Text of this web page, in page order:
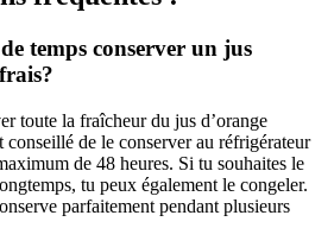
temps conserver un jus
toute la fraîcheur du jus d’orange
conseillé de le conserver au réfrigérateur
de 48 heures. Si tu souhaites le
tu peux également le congeler.
parfaitement pendant plusieurs